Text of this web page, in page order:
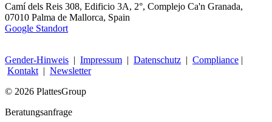
Camí dels Reis 308, Edificio 3A, 2°, Complejo Ca'n Granada,
07010 Palma de Mallorca, Spain
Google Standort
Gender-Hinweis | Impressum | Datenschutz | Compliance |
Kontakt | Newsletter
© 2026 PlattesGroup
Beratungsanfrage